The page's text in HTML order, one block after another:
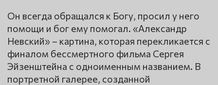
Он всегда обращался к Богу, просил у него
помощи и бог ему помогал. «Александр
Невский» – картина, которая перекликается с
финалом бессмертного фильма Сергея
Эйзенштейна с одноименным названием. В
портретной галерее, созданной